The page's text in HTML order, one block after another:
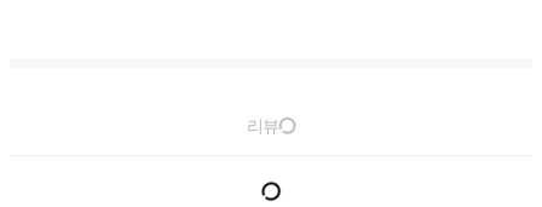
리뷰